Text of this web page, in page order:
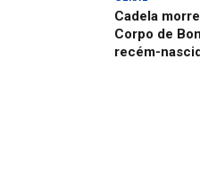
Cadela
Corpo de
recém-